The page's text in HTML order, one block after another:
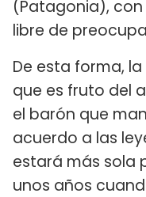
(Patagonia),
libre de
De esta forma,
que es fruto del
el barón que
acuerdo a las
estará más sola
unos años